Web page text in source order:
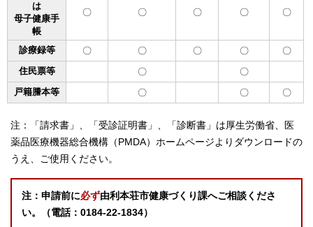
は
母子健康手
帳
〇 〇 〇 〇 〇
診療録等 〇 〇 〇 〇
〇
住民票等
〇
〇
戸籍謄本等
〇 〇 〇
注：「請求書」、「受診証明書」、「診断書」は厚生労働省、医
薬品医療機器総合機構（PMDA）ホームページよりダウンロードの
うえ、ご使用ください。
注：申請前に必ず由利本荘市健康づくり課へご相談くださ
い。（電話：0184-22-1834）